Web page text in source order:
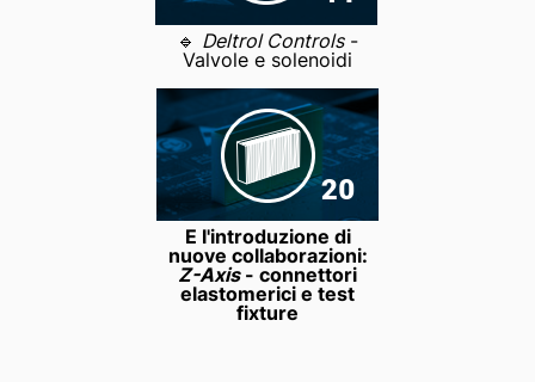
🔹 Deltrol Controls-
Valvole e solenoidi
E l'introduzione di
nuove collaborazioni:
Z-Axis- connettori
elastomerici e test
fixture